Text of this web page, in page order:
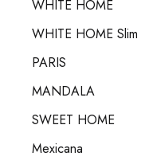
WHITE HOME
WHITE HOME Slim
PARIS
MANDALA
SWEET HOME
Mexicana